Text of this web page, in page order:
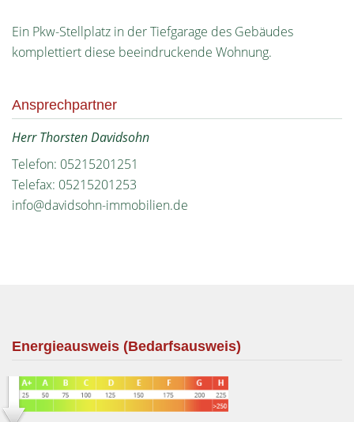
Ein Pkw-Stellplatz in der Tiefgarage des Gebäudes
komplettiert diese beeindruckende Wohnung.
Ansprechpartner
Herr Thorsten Davidsohn
Telefon: 05215201251
Telefax: 05215201253
info@davidsohn-immobilien.de
Energieausweis (Bedarfsausweis)